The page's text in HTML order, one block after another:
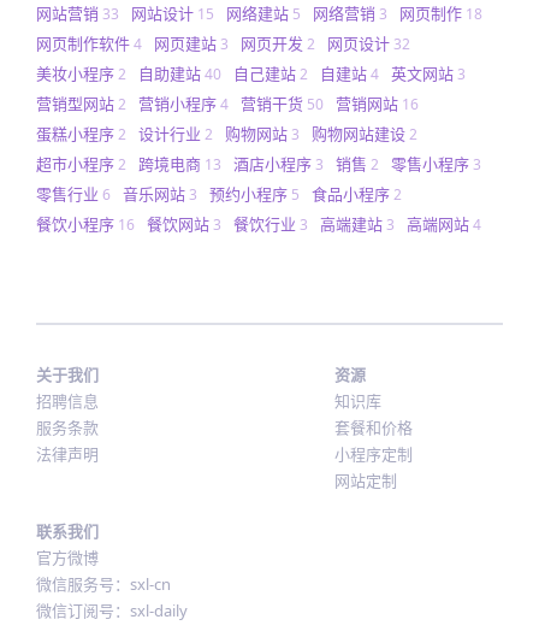
网站营销 33 网站设计 15 网络建站 5 网络营销 3 网页制作 18
网页制作软件4 网页建站 3 网页开发 2 网页设计 32
美妆小程序2 自助建站40 自己建站2 自建站4 英文网站 3
营销型网站2 营销小程序4 营销干货 50 营销网站 16
蛋糕小程序2 设计行业 2 购物网站 3 购物网站建设2
超市小程序2 跨境电商 13 酒店小程序 3 销售 2 零售小程序 3
零售行业 6 音乐网站 3 预约小程序 5 食品小程序2
餐饮小程序 16 餐饮网站 3 餐饮行业 3 高端建站 3 高端网站4
关于我们
招聘信息
服务条款
法律声明
资源
知识库
套餐和价格
小程序定制
网站定制
联系我们
官方微博
微信服务号：sxl-cn
微信订阅号：sxl-daily